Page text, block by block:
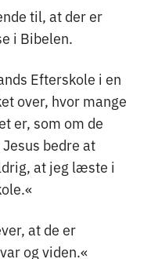
til, at der er
i Bibelen.
Efterskole i en
over, hvor mange
er, som om de
bedre at
at jeg læste i
at de er
og viden.«